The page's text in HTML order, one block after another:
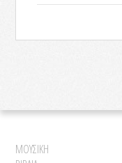
ΜΟΥΣΙΚΗ